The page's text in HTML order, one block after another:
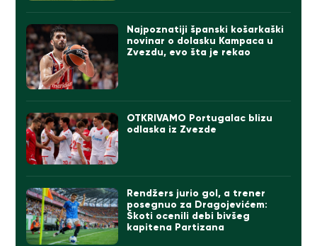
Najpoznatiji španski košarkaški
novinar o dolasku Kampaca u
Zvezdu, evo šta je rekao
OTKRIVAMO Portugalac blizu
odlaska iz Zvezde
Rendžers jurio gol, a trener
posegnuo za Dragojevićem:
Škoti ocenili debi bivšeg
kapitena Partizana